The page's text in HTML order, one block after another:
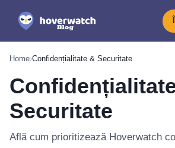
Home›Confidențialitate & Securitate
Securitate
Află cum prioritizează Hoverwatch